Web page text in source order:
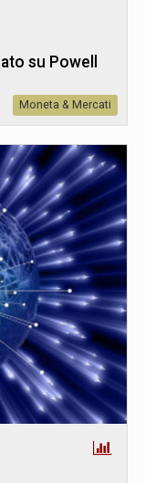
su Powell
Moneta & Mercati